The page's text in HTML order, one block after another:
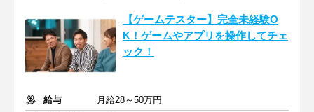
【ゲームテスター】完全未経験O
K！ゲームやアプリを操作してチェ
ック！
給与
月給28～50万円